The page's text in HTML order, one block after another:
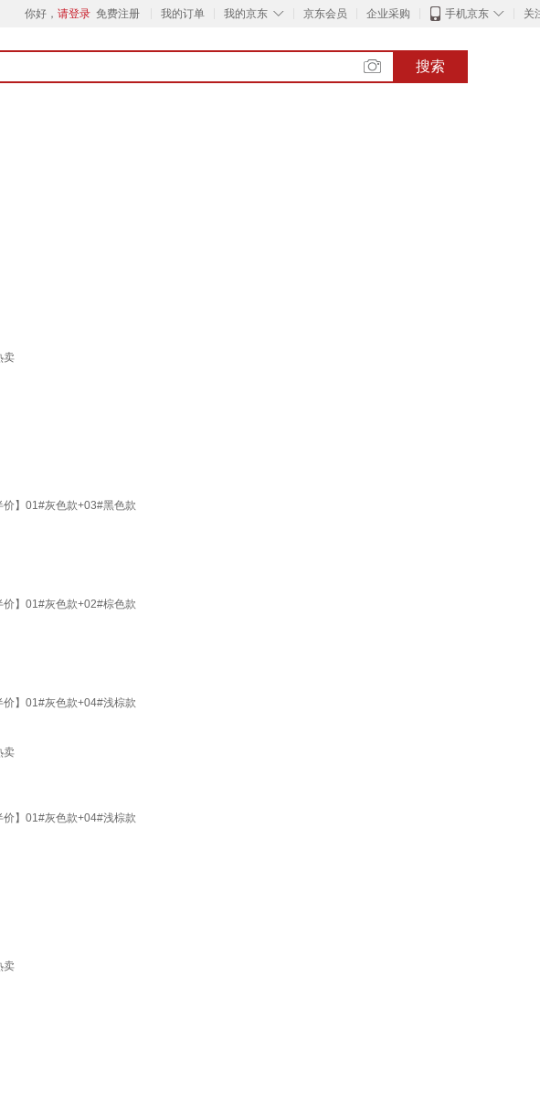
你好， 请登录 免费注册 我的订单 ◇
我的京东 京东会员 企业采购 ◇
手机京东 关
搜索
卖
】01#灰色款+03#黑色款
】01#灰色款+02#棕色款
】01#灰色款+04#浅棕款
卖
】01#灰色款+04#浅棕款
卖